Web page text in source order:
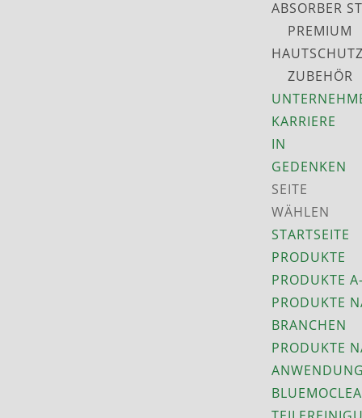
ABSORBER
PREMIUM
ZUBEHÖR
KARRIERE
IN
GEDENKEN
SEITE
WÄHLEN
STARTSEITE
PRODUKTE
PRODUKTE
PRODUKTE
BRANCHEN
PRODUKTE